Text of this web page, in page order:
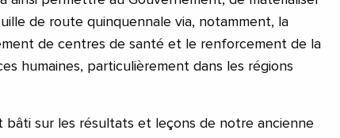
de route quinquennale via, notamment, la
de centres de santé et le renforcement de la
humaines, particulièrement dans les régions
bâti sur les résultats et leçons de notre ancienne